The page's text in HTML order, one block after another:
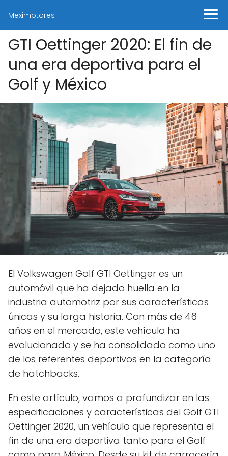
Meximotores
GTI Oettinger 2020: El fin de
una era deportiva para el
Golf y México
El Volkswagen Golf GTI Oettinger es un
automóvil que ha dejado huella en la
industria automotriz por sus características
únicas y su larga historia. Con más de 46
años en el mercado, este vehículo ha
evolucionado y se ha consolidado como uno
de los referentes deportivos en la categoría
de hatchbacks.
En este artículo, vamos a profundizar en las
especificaciones y características del Golf GTI
Oettinger 2020, un vehículo que representa el
fin de una era deportiva tanto para el Golf